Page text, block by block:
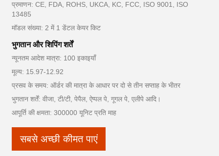
प्रमाणन: CE, FDA, ROHS, UKCA, KC, FCC, ISO 9001, ISO
13485
मॉडल संख्या: 2 में 1 डेंटल केयर किट
भुगतान और शिपिंग शर्तें
न्यूनतम आदेश मात्रा: 100 इकाइयाँ
मूल्य: 15.97-12.92
प्रसव के समय: ऑर्डर की मात्रा के आधार पर दो से तीन सप्ताह के भीतर
भुगतान शर्तें: वीजा, टी/टी, पेपैल, ऐप्पल पे, गूगल पे, एलीपे आदि।
आपूर्ति की क्षमता: 300000 यूनिट प्रति माह
सबसे अच्छी कीमत पाएं